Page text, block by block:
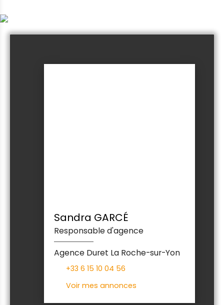
Sandra GARCÉ
Responsable d'agence
Agence Duret La Roche-sur-Yon
+33 6 15 10 04 56
Voir mes annonces